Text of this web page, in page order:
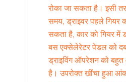
रोका जा सकता है। इसी
समय, ड्राइवर पहले गियर
सकता है, कार को गियर
बस एक्सेलेरेटर पेडल को
ड्राइविंग ऑपरेशन को बहुत
है। उपरोक्त खींचा हुआ